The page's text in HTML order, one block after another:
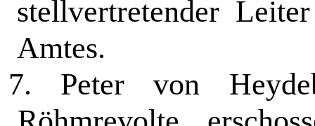
stellvertretender
Amtes.
7. Peter von